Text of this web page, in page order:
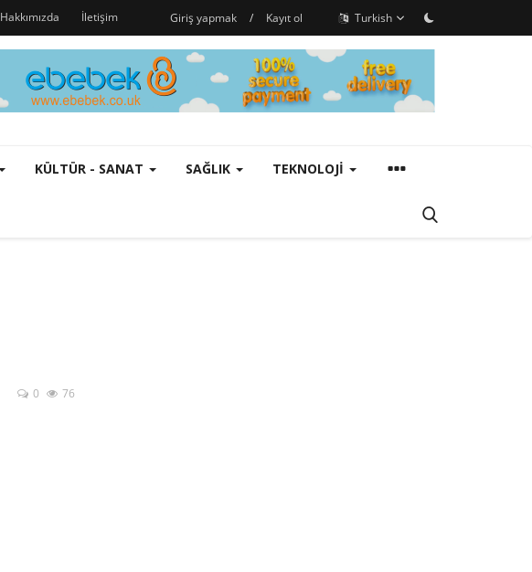
Hakkımızda İletişim Giriş yapmak / Kayıt ol Turkish
KÜLTÜR - SANAT SAĞLIK TEKNOLOJI
0 76